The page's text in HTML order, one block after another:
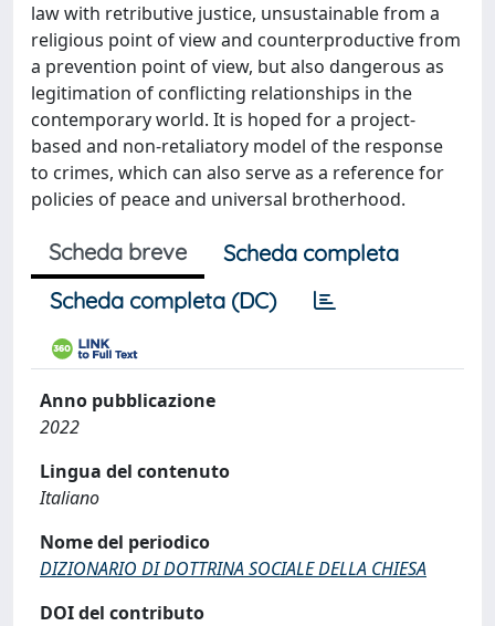
law with retributive justice, unsustainable from a
religious point of view and counterproductive from
a prevention point of view, but also dangerous as
legitimation of conflicting relationships in the
contemporary world. It is hoped for a project-
based and non-retaliatory model of the response
to crimes, which can also serve as a reference for
policies of peace and universal brotherhood.
Scheda breve
Scheda completa
Scheda completa (DC)
Anno pubblicazione
2022
Lingua del contenuto
Italiano
Nome del periodico
DIZIONARIO DI DOTTRINA SOCIALE DELLA CHIESA
DOI del contributo